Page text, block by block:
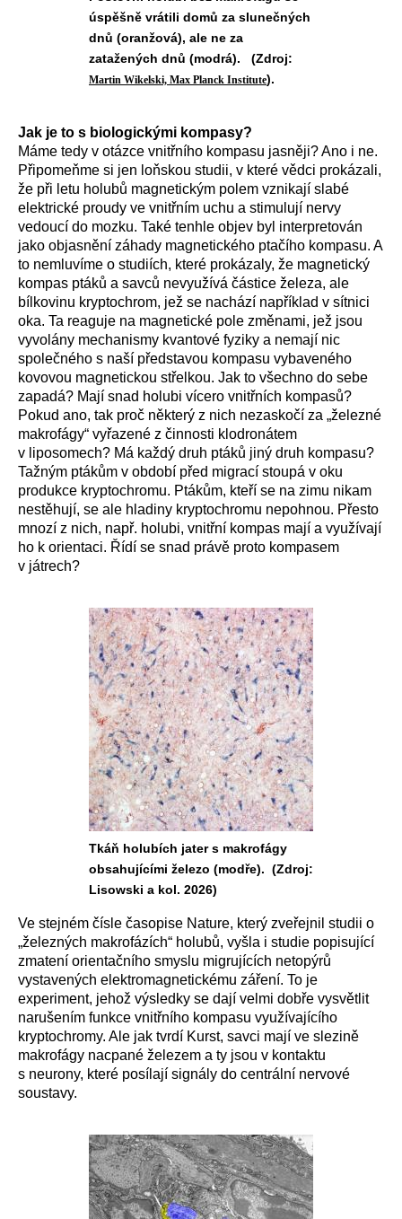
úspěšně vrátili domů za slunečných
dnů (oranžová), ale ne za
zatažených dnů (modrá). (Zdroj:
Martin Wikelski, Max Planck Institute).
Jak je to s biologickými kompasy?
Máme tedy v otázce vnitřního kompasu jasněji? Ano i ne.
Připomeňme si jen loňskou studii, v které vědci prokázali,
že při letu holubů magnetickým polem vznikají slabé
elektrické proudy ve vnitřním uchu a stimulují nervy
vedoucí do mozku. Také tenhle objev byl interpretován
jako objasnění záhady magnetického ptačího kompasu. A
to nemluvíme o studiích, které prokázaly, že magnetický
kompas ptáků a savců nevyužívá částice železa, ale
bílkovinu kryptochrom, jež se nachází například v sítnici
oka. Ta reaguje na magnetické pole změnami, jež jsou
vyvolány mechanismy kvantové fyziky a nemají nic
společného s naší představou kompasu vybaveného
kovovou magnetickou střelkou. Jak to všechno do sebe
zapadá? Mají snad holubi vícero vnitřních kompasů?
Pokud ano, tak proč některý z nich nezaskočí za „železné
makrofágy“ vyřazené z činnosti klodronátem
v liposomech? Má každý druh ptáků jiný druh kompasu?
Tažným ptákům v období před migrací stoupá v oku
produkce kryptochromu. Ptákům, kteří se na zimu nikam
nestěhují, se ale hladiny kryptochromu nepohnou. Přesto
mnozí z nich, např. holubi, vnitřní kompas mají a využívají
ho k orientaci. Řídí se snad právě proto kompasem
v játrech?
Tkáň holubích jater s makrofágy
obsahujícími železo (modře). (Zdroj:
Lisowski a kol. 2026)
Ve stejném čísle časopise Nature, který zveřejnil studii o
„železných makrofázích“ holubů, vyšla i studie popisující
zmatení orientačního smyslu migrujících netopýrů
vystavených elektromagnetickému záření. To je
experiment, jehož výsledky se dají velmi dobře vysvětlit
narušením funkce vnitřního kompasu využívajícího
kryptochromy. Ale jak tvrdí Kurst, savci mají ve slezině
makrofágy nacpané železem a ty jsou v kontaktu
s neurony, které posílají signály do centrální nervové
soustavy.